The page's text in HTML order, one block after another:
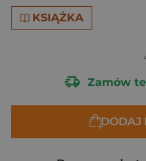
KSIĄŻKA
Zamów
DODAJ